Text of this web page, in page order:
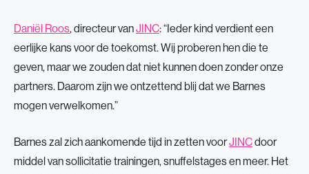
Daniël Roos, directeur vanJINC: “Ieder kind verdient een
eerlijke kans voor de toekomst. Wij proberen hen die te
geven, maar we zouden dat niet kunnen doen zonder onze
partners. Daarom zijn we ontzettend blij dat we Barnes
mogen verwelkomen.”
Barnes zal zich aankomende tijd in zetten voorJINCdoor
middel van sollicitatie trainingen, snuffelstages en meer. Het